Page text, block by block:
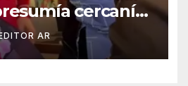
cercanía
AR